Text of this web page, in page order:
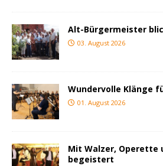
Alt-Bürgermeister
03. August 2026
Wundervolle Klänge
01. August 2026
Mit Walzer, Operette
begeistert